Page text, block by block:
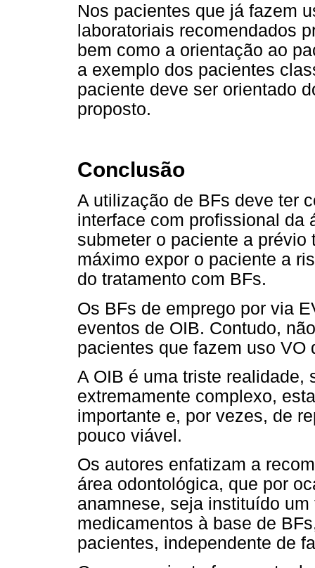
Nos pacientes que já fazem
laboratoriais recomendados
bem como a orientação ao
a exemplo dos pacientes
paciente deve ser orientado
proposto.
Conclusão
A utilização de BFs deve ter
interface com profissional da
submeter o paciente a
máximo expor o paciente a
do tratamento com BFs.
Os BFs de emprego por via
eventos de OIB. Contudo,
pacientes que fazem uso VO
A OIB é uma triste realidade,
extremamente complexo,
importante e, por vezes, de
pouco viável.
Os autores enfatizam a
área odontológica, que por
anamnese, seja instituído
medicamentos à base de
pacientes, independente de